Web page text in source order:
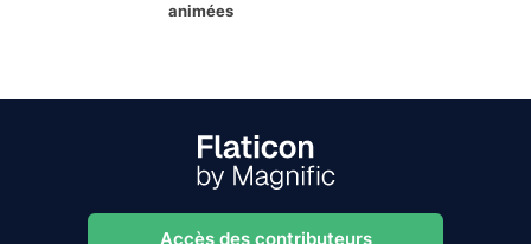
animées
Accès des contributeurs